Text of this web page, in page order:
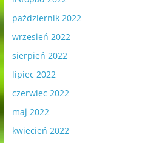
październik 2022
wrzesień 2022
sierpień 2022
lipiec 2022
czerwiec 2022
maj 2022
kwiecień 2022